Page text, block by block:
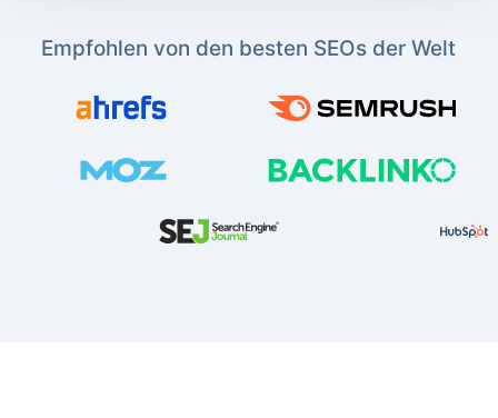
Empfohlen von den besten SEOs der Welt